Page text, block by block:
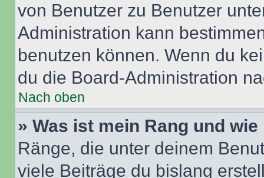
von Benutzer zu Benutzer
Administration kann
benutzen können. Wenn du
du die Board-Administration
Nach oben
» Was ist mein Rang und
Ränge, die unter deinem
viele Beiträge du bislang